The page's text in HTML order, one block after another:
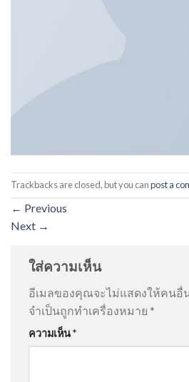
Trackbacks are closed, but you canpost a
← Previous
Next →
ใส่ความเห็น
อีเมลของคุณจะไม่แสดงให้คนอื่
จำเป็นถูกทำเครื่องหมาย *
ความเห็น*